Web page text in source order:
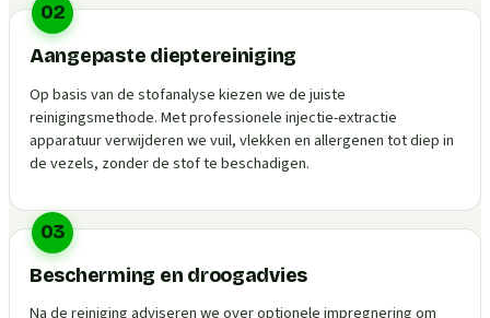
02
Aangepaste dieptereiniging
Op basis van de stofanalyse kiezen we de juiste
reinigingsmethode. Met professionele injectie-extractie
apparatuur verwijderen we vuil, vlekken en allergenen tot diep in
de vezels, zonder de stof te beschadigen.
03
Bescherming en droogadvies